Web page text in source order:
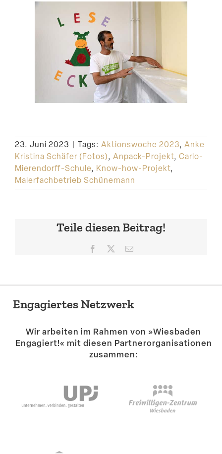
23. Juni 2023 | Tags: Aktionswoche 2023, Anke
Kristina Schäfer (Fotos), Anpack-Projekt, Carlo-
Mierendorff-Schule, Know-how-Projekt,
Malerfachbetrieb Schünemann
Teile diesen Beitrag!
Facebook E-
Engagiertes Netzwerk
Wir arbeiten im Rahmen von »Wiesbaden
Engagiert!« mit diesen Partner­or­ga­ni­sa­tionen
zusammen: